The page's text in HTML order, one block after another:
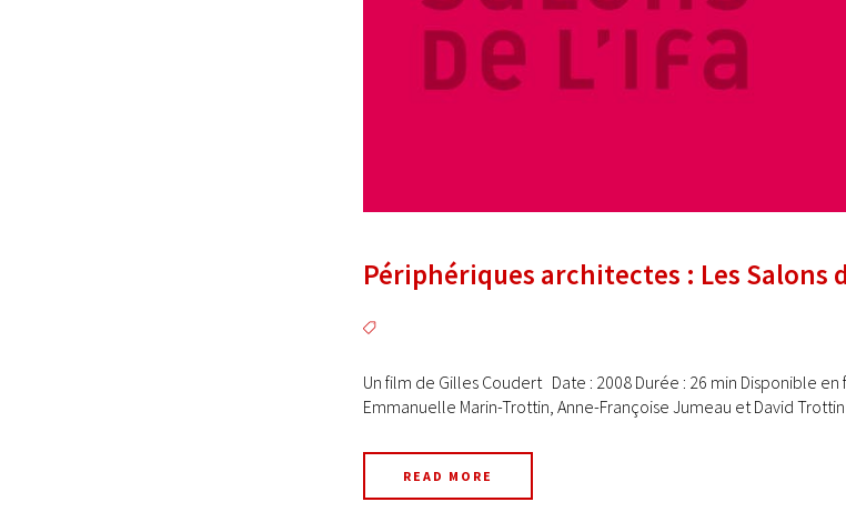
Périphériques architectes : Les Salons
Un film de Gilles Coudert Date : 2008 Durée : 26 min Disponible
Emmanuelle Marin-Trottin, Anne-Françoise Jumeau et David Trottin
READ MORE